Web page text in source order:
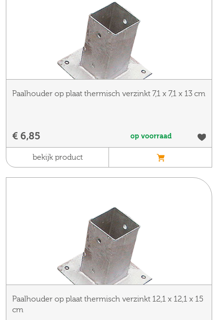
Paalhouder op plaat thermisch verzinkt 7,1 x 7,1 x 13 cm
€ 6,85 op voorraad
bekijk product
Paalhouder op plaat thermisch verzinkt 12,1 x 12,1 x 15
cm